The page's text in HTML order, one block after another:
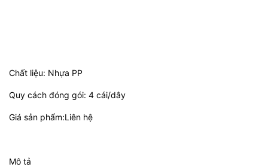
Chất liệu: Nhựa PP
Quy cách đóng gói: 4 cái/dây
Giá sản phẩm:Liên hệ
Mô tả